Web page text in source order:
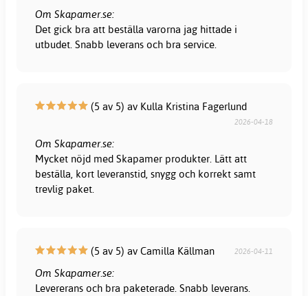
Om Skapamer.se:
Det gick bra att beställa varorna jag hittade i
utbudet. Snabb leverans och bra service.
(5 av 5) av Kulla Kristina Fagerlund
2026-04-18
Om Skapamer.se:
Mycket nöjd med Skapamer produkter. Lätt att
beställa, kort leveranstid, snygg och korrekt samt
trevlig paket.
(5 av 5) av Camilla Källman 2026-04-11
Om Skapamer.se:
Levererans och bra paketerade. Snabb leverans.